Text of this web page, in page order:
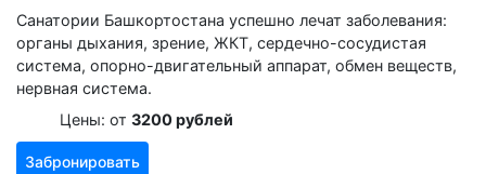
Санатории Башкортостана успешно лечат заболевания:
органы дыхания, зрение, ЖКТ, сердечно-сосудистая
система, опорно-двигательный аппарат, обмен веществ,
нервная система.
Цены: от 3200 рублей
Забронировать